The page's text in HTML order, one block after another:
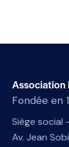
Association
Fondée en
Siège social
Av. Jean